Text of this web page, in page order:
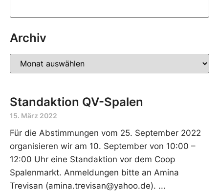
Archiv
Standaktion QV-Spalen
15. März 2022
Für die Abstimmungen vom 25. September 2022
organisieren wir am 10. September von 10:00 –
12:00 Uhr eine Standaktion vor dem Coop
Spalenmarkt. Anmeldungen bitte an Amina
Trevisan (amina.trevisan@yahoo.de).